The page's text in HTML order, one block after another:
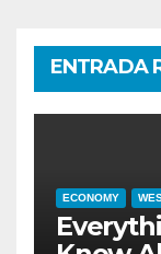
ENTRADA
ECONOMY